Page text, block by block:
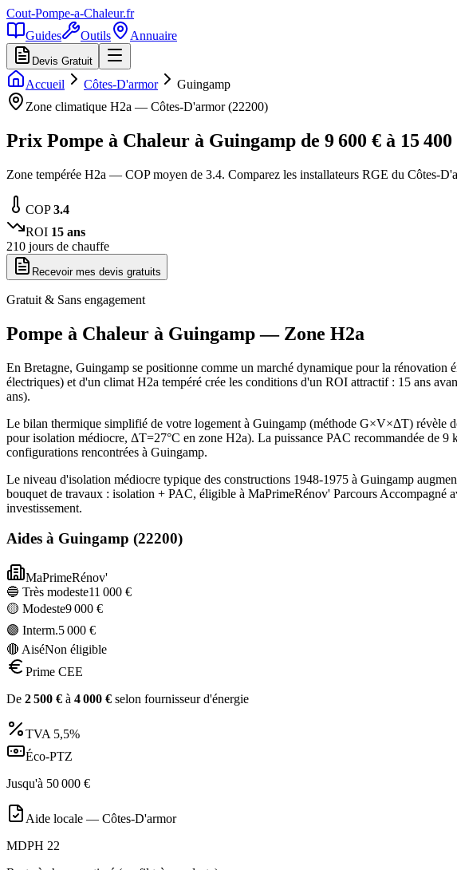
Cout-Pompe-a-Chaleur.fr
Guides
Outils Annuaire
Devis Gratuit
Accueil Côtes-D'armor
Guingamp
Zone climatique H2a — Côtes-D'armor(22200)
Prix Pompe à Chaleur à Guingamp de 9 600 € à 15 400
Zone tempérée H2a — COP moyen de 3.4. Comparez les installateurs RGE du Côtes-
COP3.4
ROI 15 ans
210 jours de chauffe
Recevoir mes devis gratuits
Gratuit & Sans engagement
Pompe à Chaleur à Guingamp— Zone H2a
En Bretagne, Guingamp se positionne comme un marché dynamique pour la
électriques) et d'un climat H2a tempéré crée les conditions d'un ROI attractif : 15 ans
ans).
Le bilan thermique simplifié de votre logement à Guingamp (méthode G×V×ΔT)
pour isolation médiocre, ΔT=27°C en zone H2a). La puissance PAC recommandée de
configurations rencontrées à Guingamp.
Le niveau d'isolation médiocre typique des constructions 1948-1975 à Guingamp
bouquet de travaux : isolation + PAC, éligible à MaPrimeRénov' Parcours Accompagné
investissement.
Aides à Guingamp (22200)
MaPrimeRénov'
🔵 Très modeste11 000 €
🟡 Modeste9 000 €
🟣 Interm.5 000 €
🔴 AiséNon éligible
Prime CEE
De 2 500 € à 4 000 € selon fournisseur d'énergie
TVA 5,5%
Éco-PTZ
Jusqu'à 50 000 €
Aide locale — Côtes-D'armor
MDPH 22